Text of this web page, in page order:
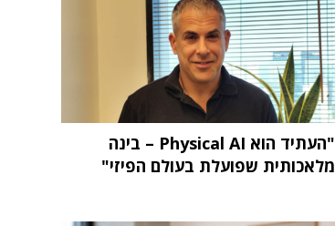
"העתיד הוא Physical AI – בינה
מלאכותית שפועלת בעולם הפיזי"